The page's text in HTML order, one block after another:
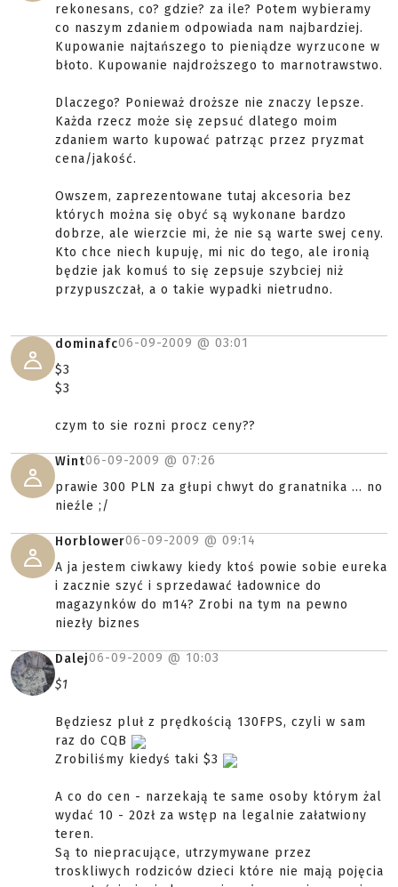
rekonesans, co? gdzie? za ile? Potem wybieramy
co naszym zdaniem odpowiada nam najbardziej.
Kupowanie najtańszego to pieniądze wyrzucone w
błoto. Kupowanie najdroższego to marnotrawstwo.
Dlaczego? Ponieważ droższe nie znaczy lepsze.
Każda rzecz może się zepsuć dlatego moim
zdaniem warto kupować patrząc przez pryzmat
cena/jakość.
Owszem, zaprezentowane tutaj akcesoria bez
których można się obyć są wykonane bardzo
dobrze, ale wierzcie mi, że nie są warte swej ceny.
Kto chce niech kupuję, mi nic do tego, ale ironią
będzie jak komuś to się zepsuje szybciej niż
przypuszczał, a o takie wypadki nietrudno.
dominafc06-09-2009 @ 03:01
$3
$3
czym to sie rozni procz ceny??
Wint06-09-2009 @ 07:26
prawie 300 PLN za głupi chwyt do granatnika ... no
nieźle ;/
Horblower06-09-2009 @ 09:14
A ja jestem ciwkawy kiedy ktoś powie sobie eureka
i zacznie szyć i sprzedawać ładownice do
magazynków do m14? Zrobi na tym na pewno
niezły biznes
Dalej06-09-2009 @ 10:03
$1
Będziesz pluł z prędkością 130FPS, czyli w sam
raz do CQB
Zrobiliśmy kiedyś taki $3
A co do cen - narzekają te same osoby którym żal
wydać 10 - 20zł za wstęp na legalnie załatwiony
teren.
Są to niepracujące, utrzymywane przez
troskliwych rodziców dzieci które nie mają pojęcia